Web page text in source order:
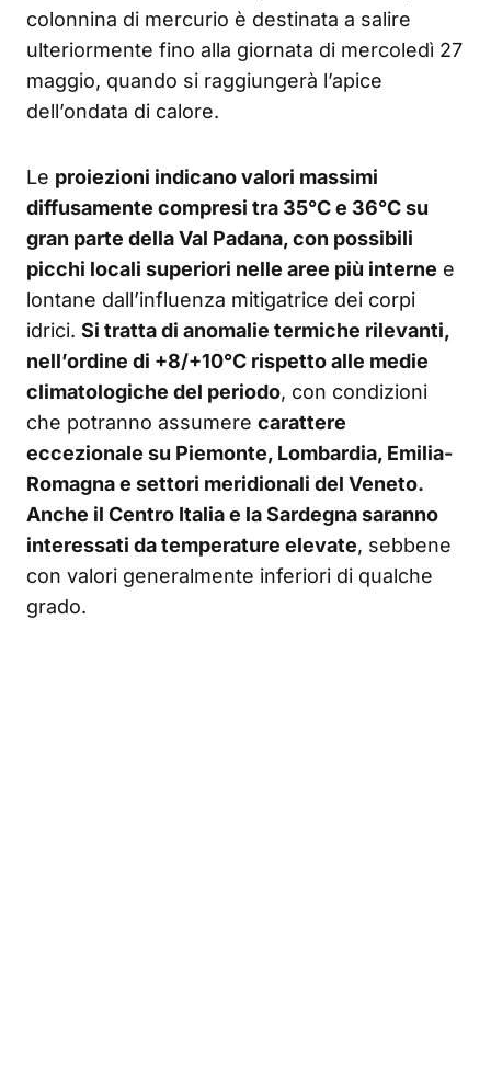
colonnina di mercurio è destinata a salire
ulteriormente fino alla giornata di mercoledì 27
maggio, quando si raggiungerà l’apice
dell’ondata di calore.
Le proiezioni indicano valori massimi
diffusamente compresi tra 35°C e 36°C su
gran parte della Val Padana, con possibili
picchi locali superiori nelle aree più interne e
lontane dall’influenza mitigatrice dei corpi
idrici. Si tratta di anomalie termiche rilevanti,
nell’ordine di +8/+10°C rispetto alle medie
climatologiche del periodo, con condizioni
che potranno assumere carattere
eccezionale su Piemonte, Lombardia, Emilia-
Romagna e settori meridionali del Veneto.
Anche il Centro Italia e la Sardegna saranno
interessati da temperature elevate, sebbene
con valori generalmente inferiori di qualche
grado.